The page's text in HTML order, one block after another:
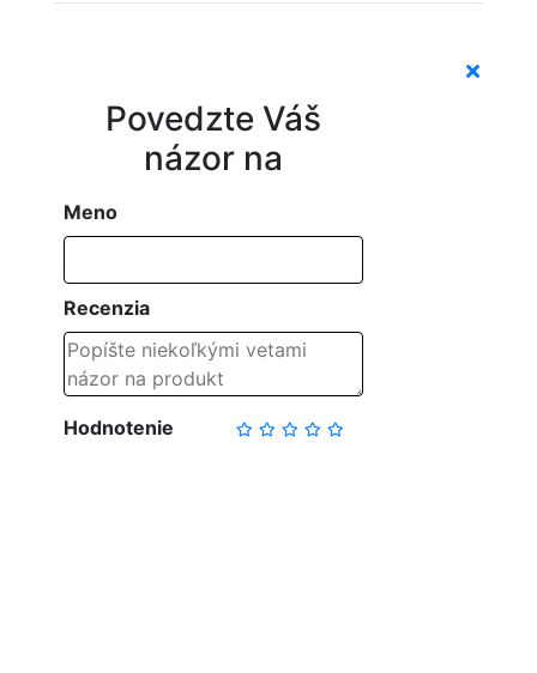
Povedzte Váš
názor na
Meno
Recenzia
Hodnotenie